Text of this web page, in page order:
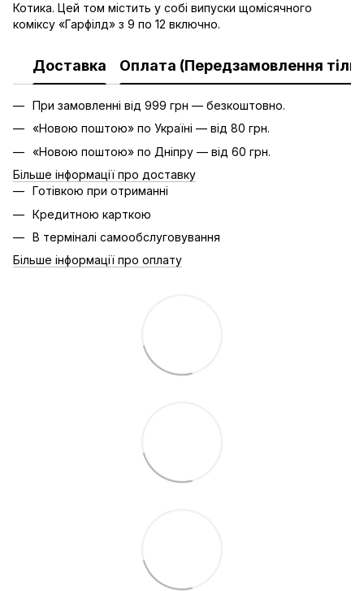
Котика. Цей том містить у собі випуски щомісячного
коміксу «Гарфілд» з 9 по 12 включно.
Доставка Оплата (Передзамовлення
При замовленні від 999 грн — безкоштовно.
«Новою поштою» по Україні — від 80 грн.
«Новою поштою» по Дніпру — від 60 грн.
Більше інформації про доставку
Готівкою при отриманні
Кредитною карткою
В терміналі самообслуговування
Більше інформації про оплату